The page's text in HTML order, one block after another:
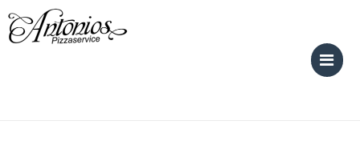
Skip
to